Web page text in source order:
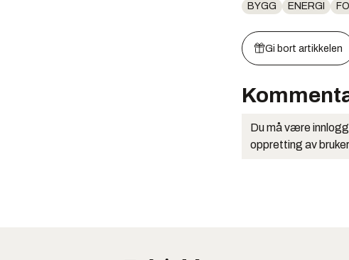
BYGG ENERGI
Gi bort artikkelen
Du må være
oppretting av